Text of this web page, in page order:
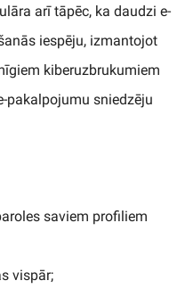
arī tāpēc, ka daudzi e-
iespēju, izmantojot
kiberuzbrukumiem
pakalpojumu sniedzēju
saviem profiliem
vispār;